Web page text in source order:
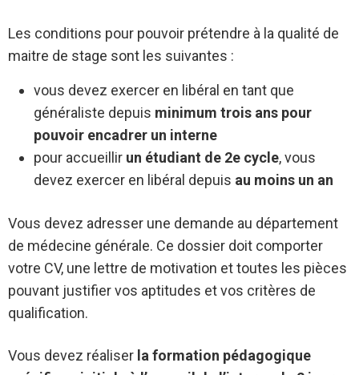
Les conditions pour pouvoir prétendre à la qualité de
maitre de stage sont les suivantes :
vous devez exercer en libéral en tant que
généraliste depuis minimum trois ans pour
pouvoir encadrer un interne
pour accueillir un étudiant de 2e cycle, vous
devez exercer en libéral depuis au moins un an
Vous devez adresser une demande au département
de médecine générale. Ce dossier doit comporter
votre CV, une lettre de motivation et toutes les pièces
pouvant justifier vos aptitudes et vos critères de
qualification.
Vous devez réaliser la formation pédagogique